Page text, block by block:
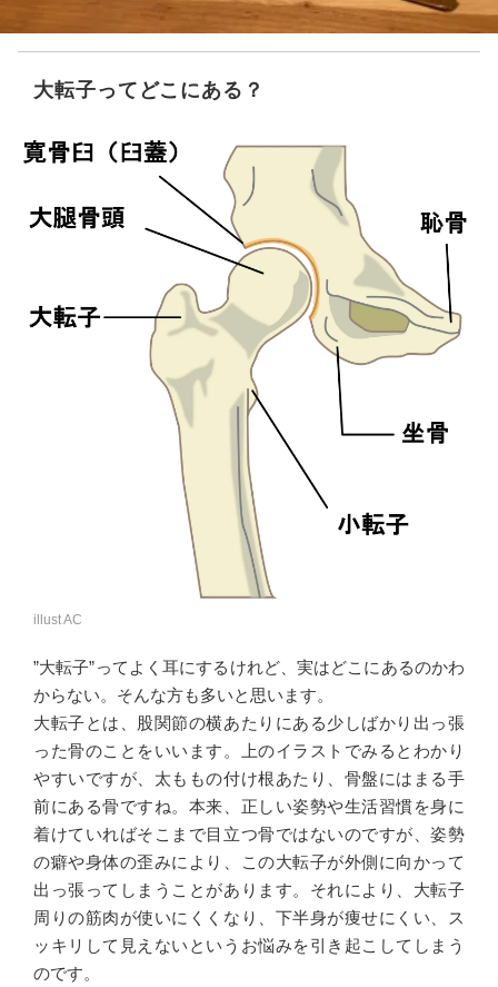
大転子ってどこにある？
illust AC
”大転子”ってよく耳にするけれど、実はどこにあるのかわ
からない。そんな方も多いと思います。
大転子とは、股関節の横あたりにある少しばかり出っ張
った骨のことをいいます。上のイラストでみるとわかり
やすいですが、太ももの付け根あたり、骨盤にはまる手
前にある骨ですね。本来、正しい姿勢や生活習慣を身に
着けていればそこまで目立つ骨ではないのですが、姿勢
の癖や身体の歪みにより、この大転子が外側に向かって
出っ張ってしまうことがあります。それにより、大転子
周りの筋肉が使いにくくなり、下半身が痩せにくい、ス
ッキリして見えないというお悩みを引き起こしてしまう
のです。